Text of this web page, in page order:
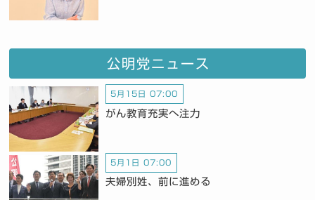
公明党ニュース
5月15日 07:00
がん教育充実へ注力
5月1日 07:00
夫婦別姓、前に進める